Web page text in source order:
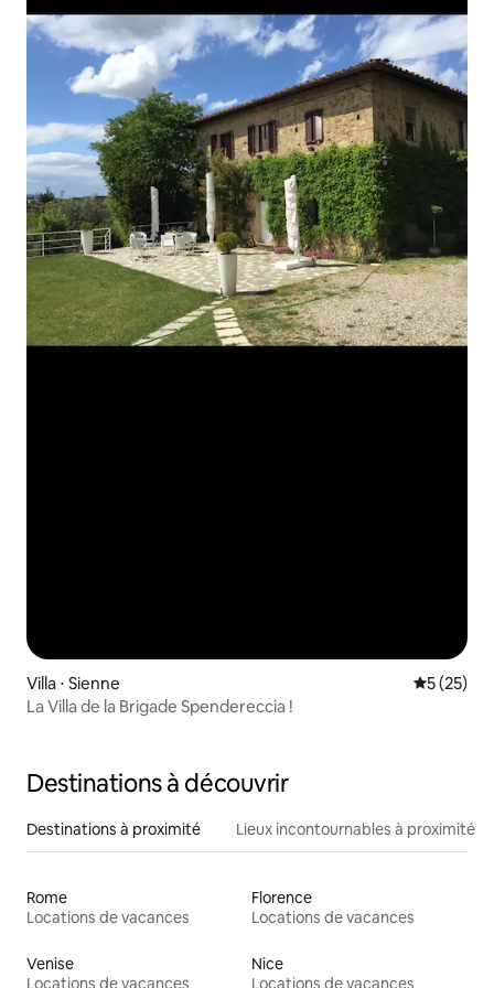
Villa ⋅ Sienne
5 (25)
La Villa de la Brigade Spendereccia !
Destinations à découvrir
Destinations à proximité Lieux incontournables à proximité
Rome
Locations de vacances
Florence
Locations de vacances
Venise
Locations de vacances
Nice
Locations de vacances